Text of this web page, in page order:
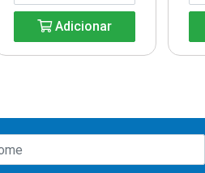
Adicionar